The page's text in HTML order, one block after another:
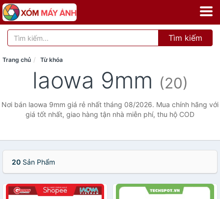
Tìm kiếm
Trang chủ Từ khóa
laowa 9mm (20)
Nơi bán laowa 9mm giá rẻ nhất tháng 08/2026. Mua chính hãng với
giá tốt nhất, giao hàng tận nhà miễn phí, thu hộ COD
20 Sản Phẩm